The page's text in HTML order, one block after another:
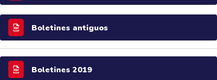
Boletines antiguos
Boletines 2019